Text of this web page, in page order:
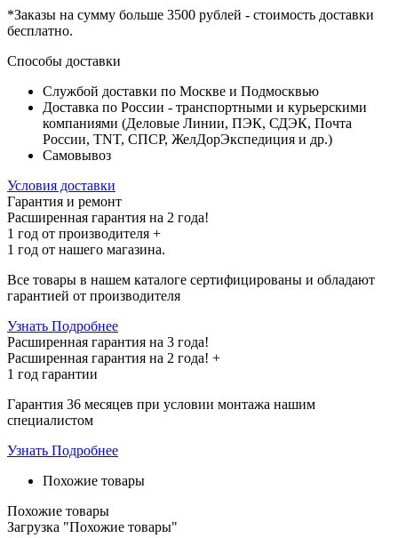
*Заказы на сумму больше 3500 рублей - стоимость доставки
бесплатно.
Способы доставки
Службой доставки по Москве и Подмосквью
Доставка по России - транспортными и курьерскими
компаниями (Деловые Линии, ПЭК, СДЭК, Почта
России, TNT, СПСР, ЖелДорЭкспедиция и др.)
Самовывоз
Условия доставки
Гарантия и ремонт
Расширенная гарантия на 2 года!
1 год от производителя +
1 год от нашего магазина.
Все товары в нашем каталоге сертифицированы и обладают
гарантией от производителя
Узнать Подробнее
Расширенная гарантия на 3 года!
Расширенная гарантия на 2 года! +
1 год гарантии
Гарантия 36 месяцев при условии монтажа нашим
специалистом
Узнать Подробнее
Похожие товары
Похожие товары
Загрузка "Похожие товары"